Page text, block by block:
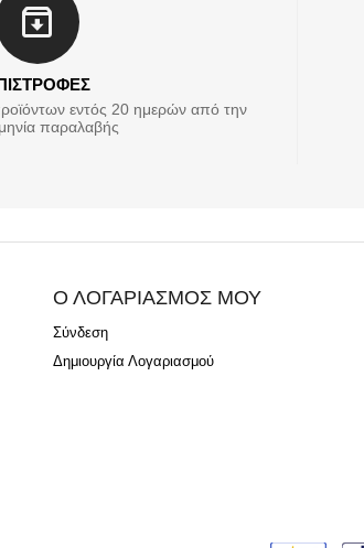
εντός 20 ημερών από την
παραλαβής
Ο ΛΟΓΑΡΙΑΣΜΟΣ ΜΟΥ
Σύνδεση
Δημιουργία Λογαριασμού